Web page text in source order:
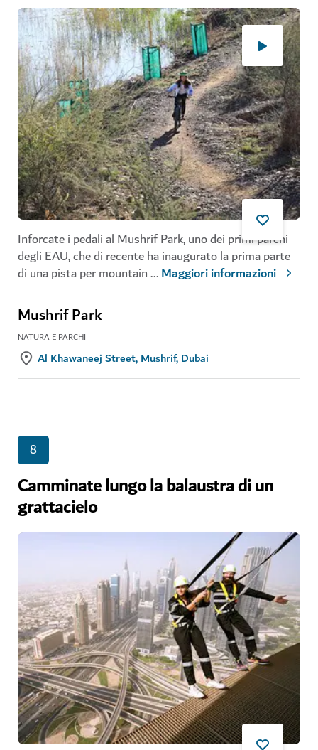
Inforcate i pedali al Mushrif Park, uno dei primi parchi
degli EAU, che di recente ha inaugurato la prima parte
di una pista per mountain...Maggiori informazioni
Mushrif Park
NATURA E PARCHI
Al Khawaneej Street, Mushrif, Dubai
8
Camminate lungo la balaustra di un
grattacielo